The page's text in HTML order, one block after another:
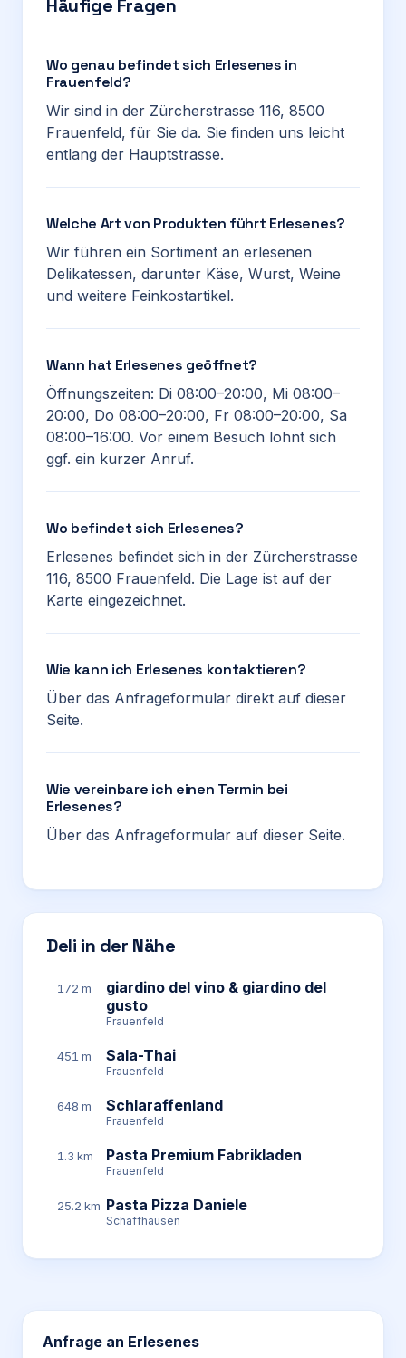
Häufige Fragen
Wo genau befindet sich Erlesenes in
Frauenfeld?
Wir sind in der Zürcherstrasse 116, 8500
Frauenfeld, für Sie da. Sie finden uns leicht
entlang der Hauptstrasse.
Welche Art von Produkten führt Erlesenes?
Wir führen ein Sortiment an erlesenen
Delikatessen, darunter Käse, Wurst, Weine
und weitere Feinkostartikel.
Wann hat Erlesenes geöffnet?
Öffnungszeiten: Di 08:00–20:00, Mi 08:00–
20:00, Do 08:00–20:00, Fr 08:00–20:00, Sa
08:00–16:00. Vor einem Besuch lohnt sich
ggf. ein kurzer Anruf.
Wo befindet sich Erlesenes?
Erlesenes befindet sich in der Zürcherstrasse
116, 8500 Frauenfeld. Die Lage ist auf der
Karte eingezeichnet.
Wie kann ich Erlesenes kontaktieren?
Über das Anfrageformular direkt auf dieser
Seite.
Wie vereinbare ich einen Termin bei
Erlesenes?
Über das Anfrageformular auf dieser Seite.
Deli in der Nähe
172 m
giardino del vino & giardino del
gusto
Frauenfeld
451 m Sala-Thai
Frauenfeld
648 m Schlaraffenland
Frauenfeld
1.3 km Pasta Premium Fabrikladen
Frauenfeld
25.2 km Pasta Pizza Daniele
Schaffhausen
Anfrage an Erlesenes